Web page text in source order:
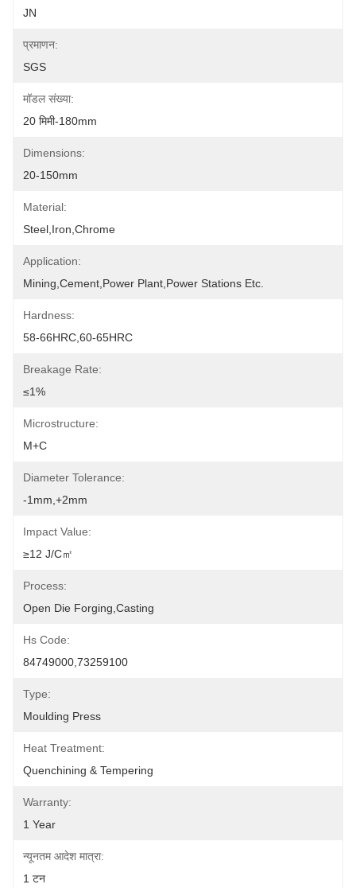
JN
प्रमाणन:
SGS
मॉडल संख्या:
20 मिमी-180mm
Dimensions:
20-150mm
Material:
Steel,Iron,chrome
Application:
Mining,cement,Power Plant,Power Stations Etc.
Hardness:
58-66HRC,60-65HRC
Breakage Rate:
≤1%
Microstructure:
M+C
Diameter Tolerance:
-1mm,+2mm
Impact Value:
≥12 J/c㎡
Process:
Open Die Forging,Casting
Hs Code:
84749000,73259100
Type:
Moulding Press
Heat Treatment:
Quenchining & Tempering
Warranty:
1 Year
न्यूनतम आदेश मात्रा:
1 टन